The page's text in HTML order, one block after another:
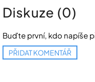
Diskuze (0)
Buďte první, kdo napíše
PŘIDAT KOMENTÁŘ